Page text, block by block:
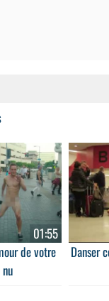
01:55
de votre
Danser